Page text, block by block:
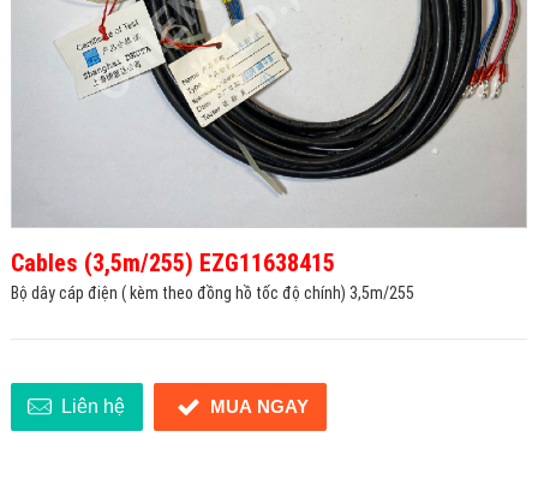
Cables (3,5m/255) EZG11638415
Bộ dây cáp điện ( kèm theo đồng hồ tốc độ chính) 3,5m/255
Liên hệ MUA NGAY